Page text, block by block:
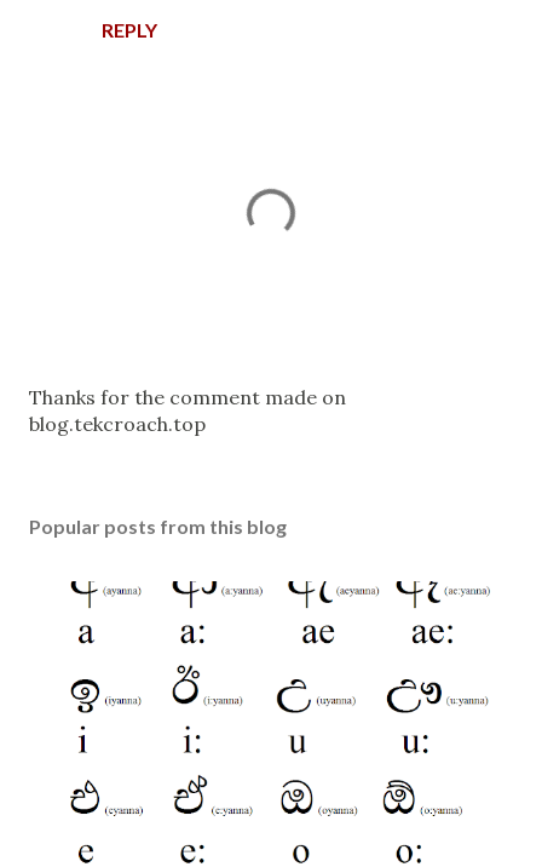
REPLY
P
o
C
Thanks for the comment made on
blog.tekcroach.top
Popular posts from this blog